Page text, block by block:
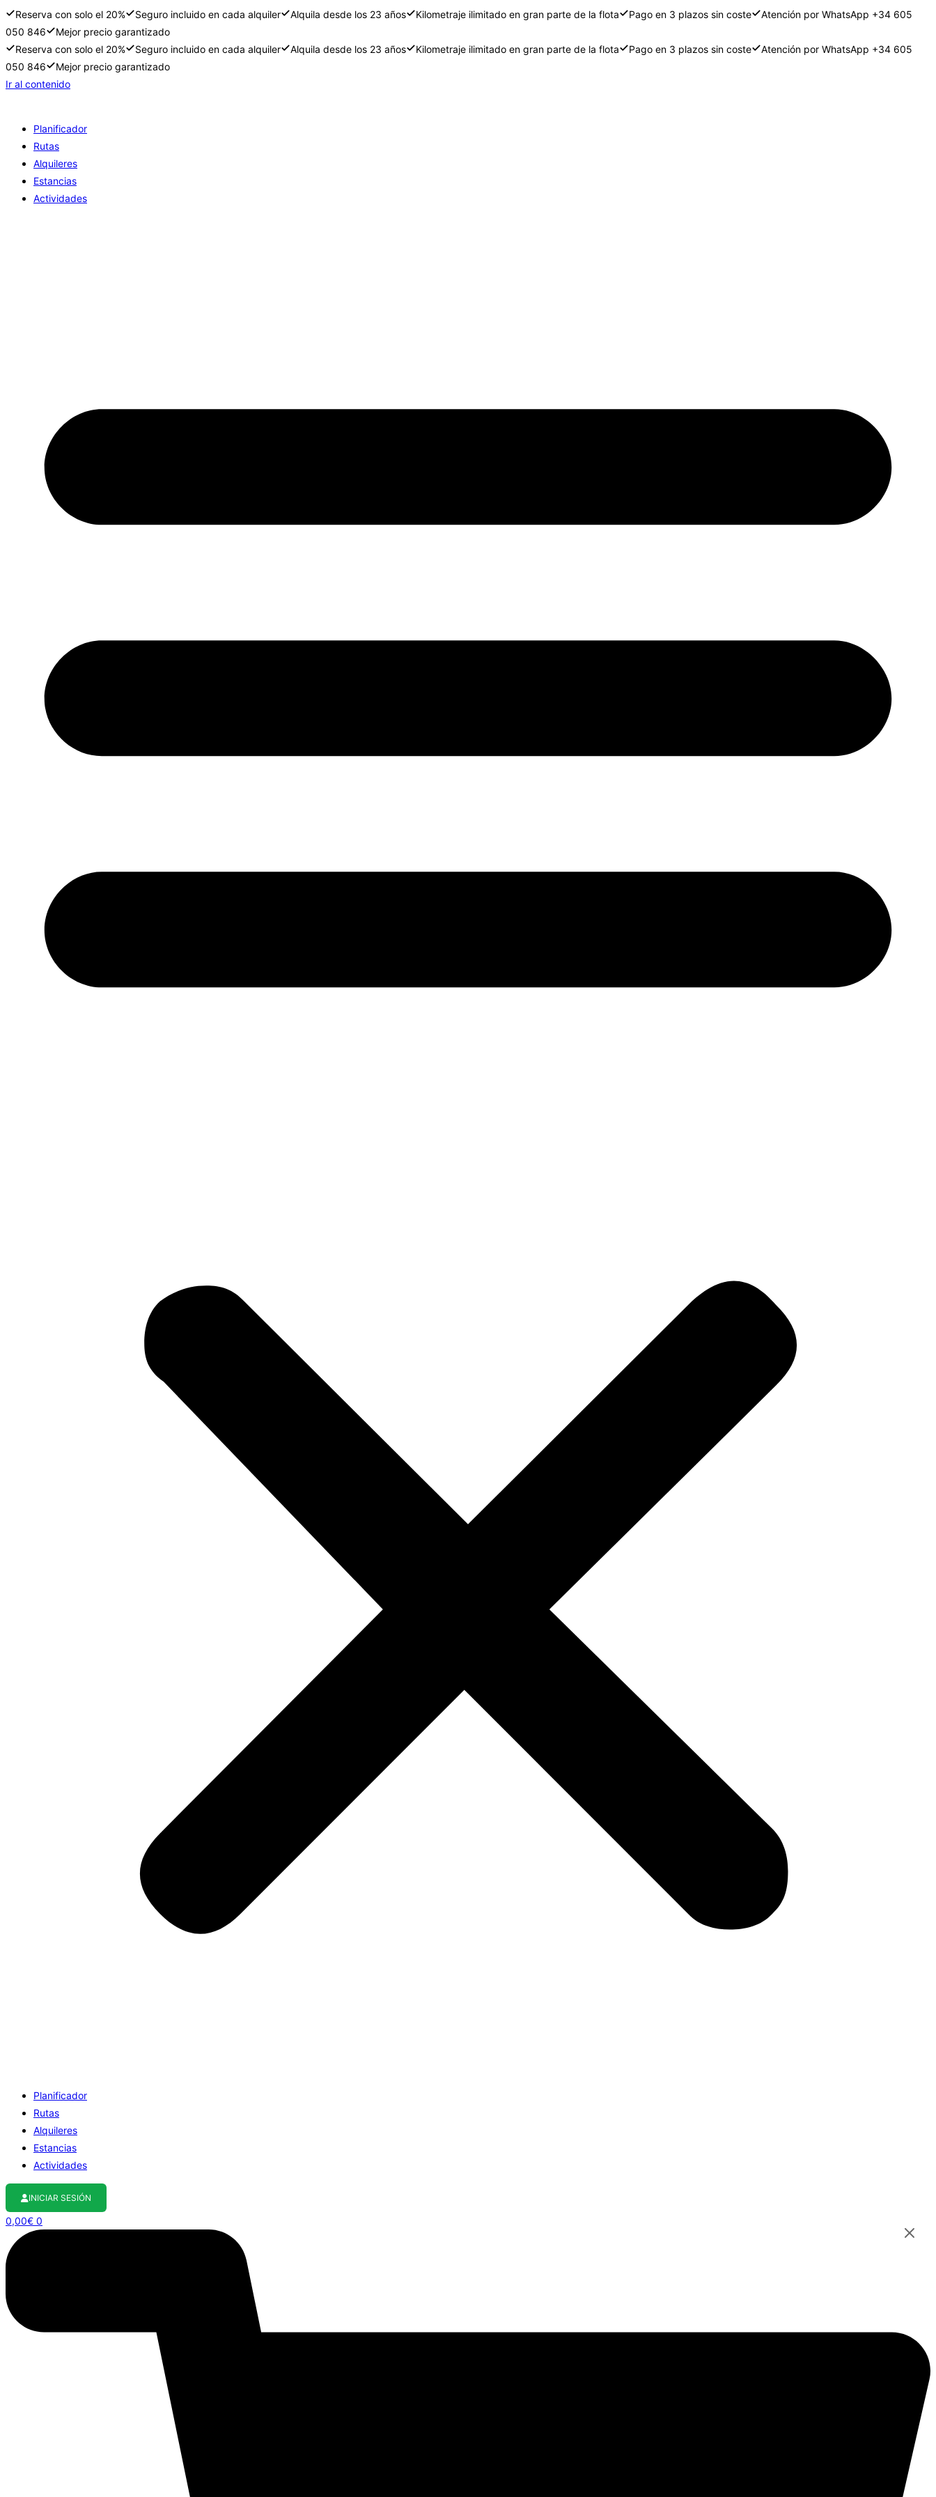
Reserva con solo el 20% Seguro incluido en cada alquiler Alquila desde los 23 años Kilometraje ilimitado en gran parte de la flota Pago en 3 plazos sin coste
Atención por WhatsApp +34 605
050 846
Mejor precio garantizado
Reserva con solo el 20%
Seguro incluido en cada alquiler Alquila desde los 23 años Kilometraje ilimitado en gran parte de la flota Pago en 3 plazos sin coste
Atención por WhatsApp +34 605
050 846
Mejor precio garantizado
Ir al contenido
Planificador
Rutas
Alquileres
Estancias
Actividades
Planificador
Rutas
Alquileres
Estancias
Actividades
INICIAR SESIÓN
0,00€ 0